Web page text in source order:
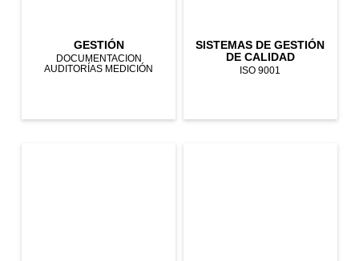
GESTIÓN
DOCUMENTACION
AUDITORÍAS MEDICIÓN
SISTEMAS DE GESTIÓN
DE CALIDAD
ISO 9001